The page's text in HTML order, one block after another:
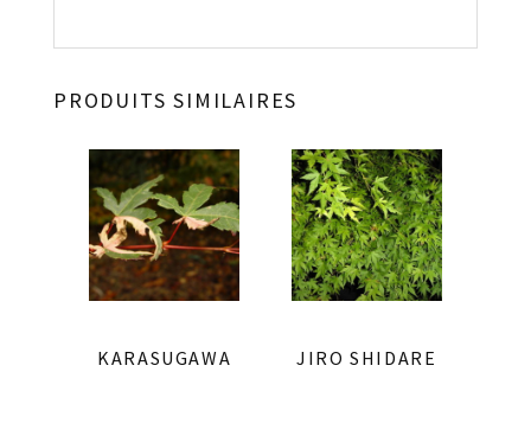
PRODUITS SIMILAIRES
KARASUGAWA JIRO SHIDARE